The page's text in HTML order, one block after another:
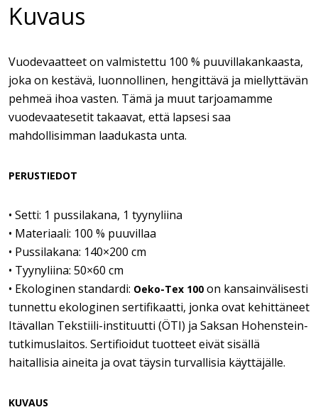
Kuvaus
Vuodevaatteet on valmistettu 100 % puuvillakankaasta,
joka on kestävä, luonnollinen, hengittävä ja miellyttävän
pehmeä ihoa vasten. Tämä ja muut tarjoamamme
vuodevaatesetit takaavat, että lapsesi saa
mahdollisimman laadukasta unta.
PERUSTIEDOT
• Setti: 1 pussilakana, 1 tyynyliina
• Materiaali: 100 % puuvillaa
• Pussilakana: 140×200 cm
• Tyynyliina: 50×60 cm
• Ekologinen standardi: Oeko-Tex 100 on kansainvälisesti
tunnettu ekologinen sertifikaatti, jonka ovat kehittäneet
Itävallan Tekstiili-instituutti (ÖTI) ja Saksan Hohenstein-
tutkimuslaitos. Sertifioidut tuotteet eivät sisällä
haitallisia aineita ja ovat täysin turvallisia käyttäjälle.
KUVAUS